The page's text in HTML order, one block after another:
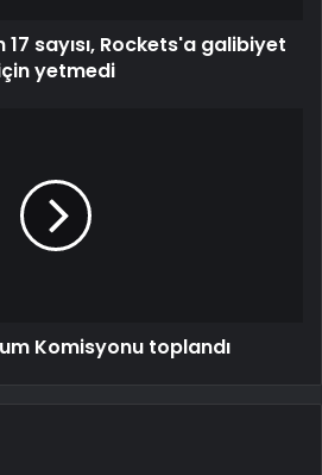
sayısı, Rockets'a galibiyet
yetmedi
Komisyonu toplandı